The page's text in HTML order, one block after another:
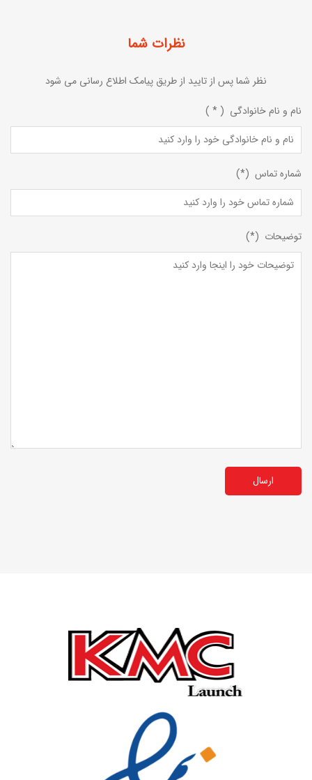
نظرات شما
نظر شما پس از تایید از طریق پیامک اطلاع رسانی می شود
نام و نام خانوادگی ( * )
شماره تماس (*)
توضیحات (*)